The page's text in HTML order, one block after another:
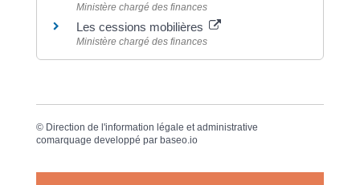
Ministère chargé des finances
Les cessions mobilières
Ministère chargé des finances
© Direction de l'information légale et administrative
comarquage developpé par baseo.io